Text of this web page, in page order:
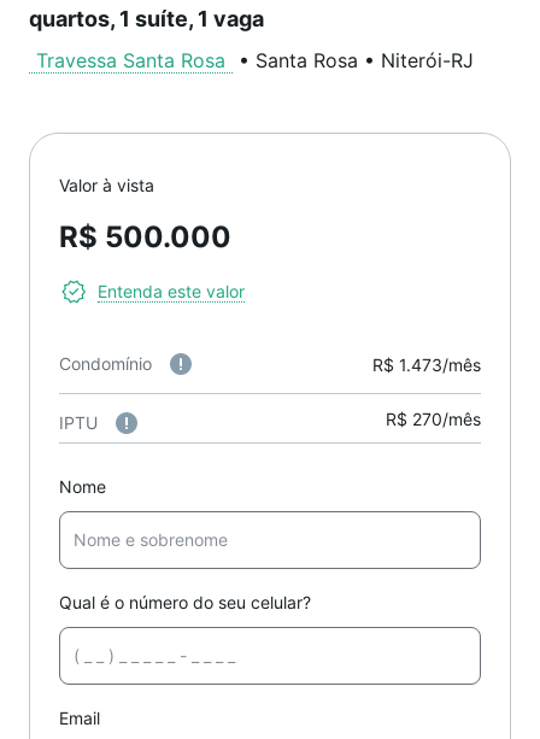
quartos, 1 suíte, 1 vaga
Travessa Santa Rosa • Santa Rosa • Niterói-RJ
Valor à vista
R$ 500.000
Entenda este valor
Condomínio R$ 1.473/mês
IPTU R$ 270/mês
Nome
Qual é o número do seu celular?
Email